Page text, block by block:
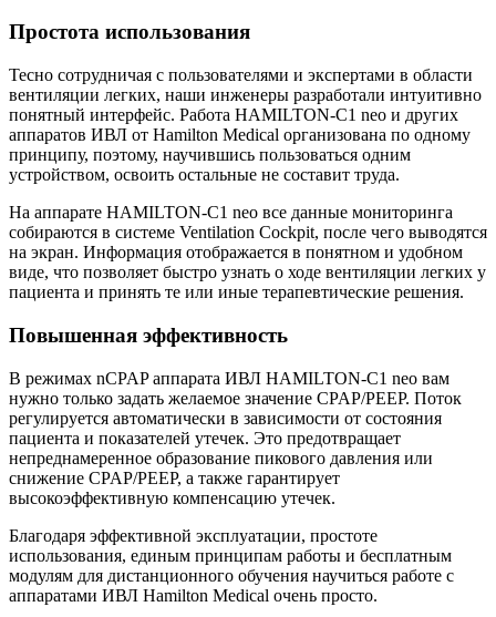
Простота использования
Тесно сотрудничая с пользователями и экспертами в области
вентиляции легких, наши инженеры разработали интуитивно
понятный интерфейс. Работа HAMILTON-C1 neo и других
аппаратов ИВЛ от Hamilton Medical организована по одному
принципу, поэтому, научившись пользоваться одним
устройством, освоить остальные не составит труда.
На аппарате HAMILTON-C1 neo все данные мониторинга
собираются в системе Ventilation Cockpit, после чего выводятся
на экран. Информация отображается в понятном и удобном
виде, что позволяет быстро узнать о ходе вентиляции легких у
пациента и принять те или иные терапевтические решения.
Повышенная эффективность
В режимах nCPAP аппарата ИВЛ HAMILTON-C1 neo вам
нужно только задать желаемое значение CPAP/PEEP. Поток
регулируется автоматически в зависимости от состояния
пациента и показателей утечек. Это предотвращает
непреднамеренное образование пикового давления или
снижение CPAP/PEEP, а также гарантирует
высокоэффективную компенсацию утечек.
Благодаря эффективной эксплуатации, простоте
использования, единым принципам работы и бесплатным
модулям для дистанционного обучения научиться работе с
аппаратами ИВЛ Hamilton Medical очень просто.